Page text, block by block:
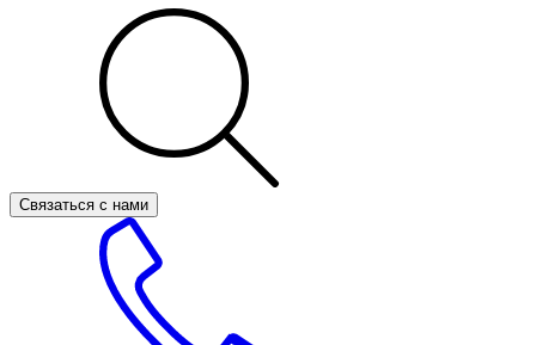
Связаться с нами